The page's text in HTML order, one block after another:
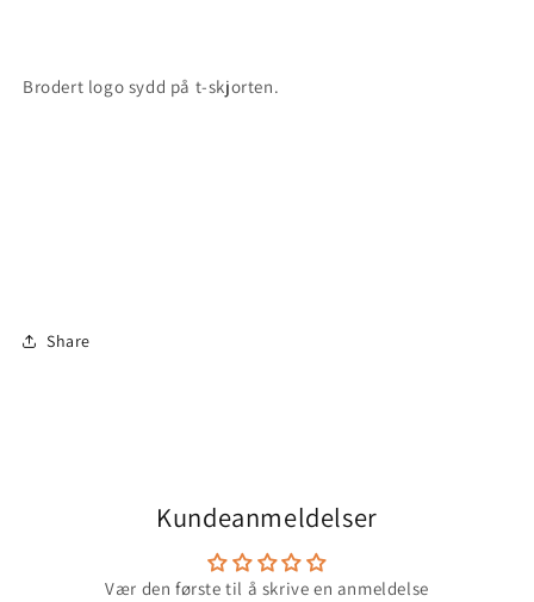
(brodert)
(brodert)
Brodert logo sydd på t-skjorten.
Share
Kundeanmeldelser
Vær den første til å skrive en anmeldelse